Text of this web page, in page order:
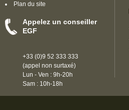
Plan du site
Appelez un conseiller
EGF
+33 (0)9 52 333 333
(appel non surtaxé)
Lun - Ven : 9h-20h
Sam : 10h-18h